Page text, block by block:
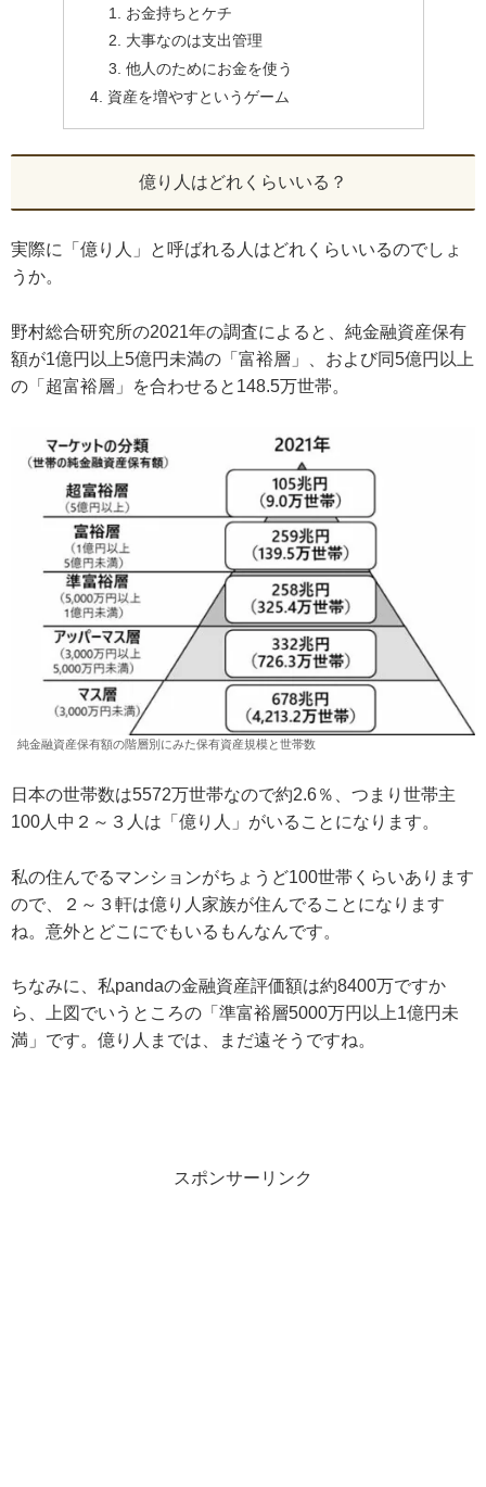
お金持ちとケチ
大事なのは支出管理
他人のためにお金を使う
資産を増やすというゲーム
億り人はどれくらいいる？
実際に「億り人」と呼ばれる人はどれくらいいるのでしょ
うか。
野村総合研究所の2021年の調査によると、純金融資産保有
額が1億円以上5億円未満の「富裕層」、および同5億円以上
の「超富裕層」を合わせると148.5万世帯。
純金融資産保有額の階層別にみた保有資産規模と世帯数
日本の世帯数は5572万世帯なので約2.6％、つまり世帯主
100人中２～３人は「億り人」がいることになります。
私の住んでるマンションがちょうど100世帯くらいあります
ので、２～３軒は億り人家族が住んでることになります
ね。意外とどこにでもいるもんなんです。
ちなみに、私pandaの金融資産評価額は約8400万ですか
ら、上図でいうところの「準富裕層5000万円以上1億円未
満」です。億り人までは、まだ遠そうですね。
スポンサーリンク